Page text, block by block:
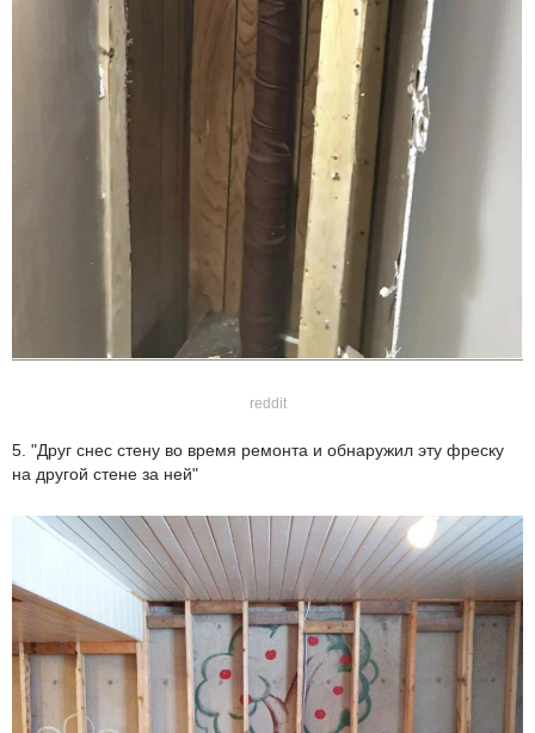
reddit
5. "Друг снес стену во время ремонта и обнаружил эту фреску
на другой стене за ней"